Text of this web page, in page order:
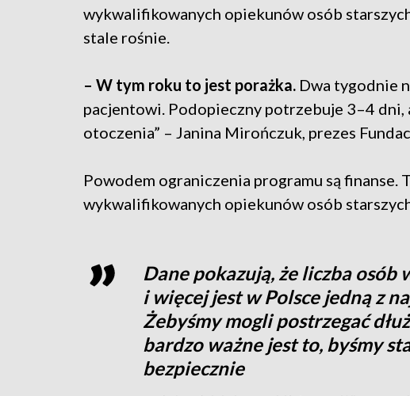
wykwalifikowanych opiekunów osób
stale rośnie.
– W tym roku to jest porażka. Dwa tygodnie
pacjentowi. Podopieczny potrzebuje 3–4 dni,
otoczenia” – Janina Mirończuk, prezes
Powodem ograniczenia programu są finanse.
wykwalifikowanych opiekunów osób
Dane pokazują, że liczba
i więcej jest w Polsce jedną z
Żebyśmy mogli postrzegać
bardzo ważne jest to, byśmy
bezpiecznie